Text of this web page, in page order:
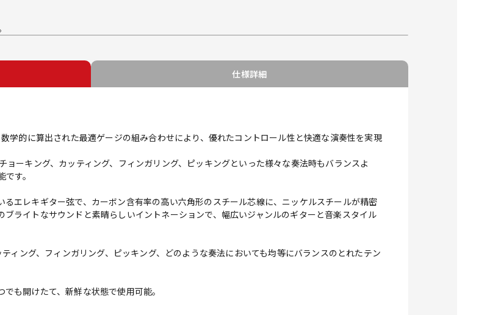
仕様詳細
的に算出された最適ゲージの組み合わせにより、優れたコントロール性と快適な演奏性を実現
ーキング、カッティング、フィンガリング、ピッキングといった様々な奏法時もバランスよ
す。
エレキギター弦で、カーボン含有率の高い六角形のスチール芯線に、ニッケルスチールが精密
ライトなサウンドと素晴らしいイントネーションで、幅広いジャンルのギターと音楽スタイル
ィング、フィンガリング、ピッキング、どのような奏法においても均等にバランスのとれたテン
も開けたて、新鮮な状態で使用可能。